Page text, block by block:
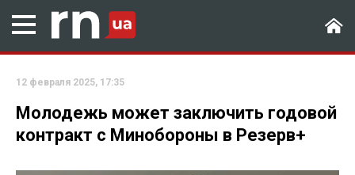
12 февраля 2025, 17:35
Молодежь может заключить годовой
контракт с Минобороны в Резерв+